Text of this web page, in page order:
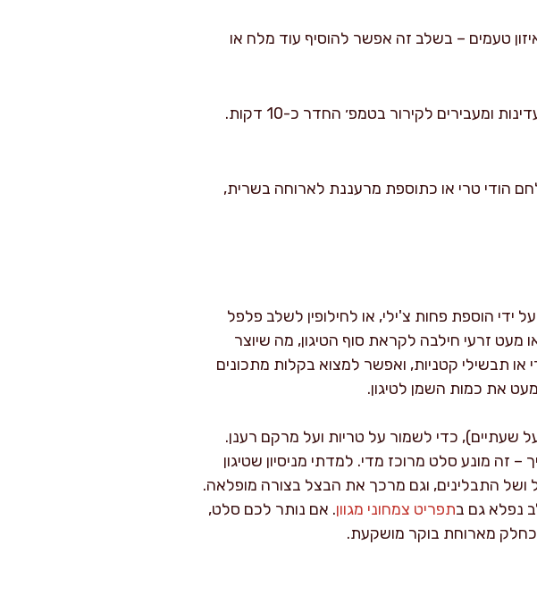
טעמים – בשלב זה אפשר להוסיף עוד מלח או
מסירים מהכיריים. מוסיפים את הכוסברה הטרייה הקצוצה, מערבבים בעדינות ומעבירים לקירור בטמפ׳ החדר כ-10 דקות.
הודי טרי או כתוספת מרעננת לארוחה בשרית,
הוספת פחות צ'ילי, או לחילופין לשלב פלפל
מעט זרעי חילבה לקראת סוף הטיגון, מה שיוצר
או תבשילי קטניות, ואפשר למצוא בקלות מתכונים
את כמות השמן לטיגון.
כדי לשמור על טריות ועל מרקם רענן.
זה מונע סלט מרוכז מדי. למדתי מניסיון שטיגון
ושל התבלינים, וגם מרכך את הבצל בצורה מופלאה.
נפלא גם בתפריט צמחוני מגוון. אם נותר לכם סלט,
כחלק מארוחת בוקר מושקעת.